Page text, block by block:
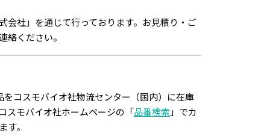
会社」を通じて行っております。お見積り・ご
絡ください。
コスモバイオ社物流センター（国内）に在庫
スモバイオ社ホームページの「 品番検索 」でカ
す。